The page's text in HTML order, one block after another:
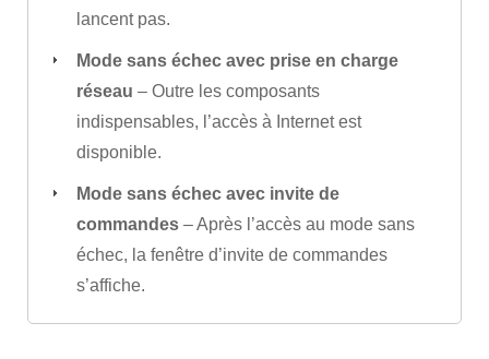
lancent pas.
Mode sans échec avec prise en charge
réseau – Outre les composants
indispensables, l’accès à Internet est
disponible.
Mode sans échec avec invite de
commandes – Après l’accès au mode sans
échec, la fenêtre d’invite de commandes
s’affiche.